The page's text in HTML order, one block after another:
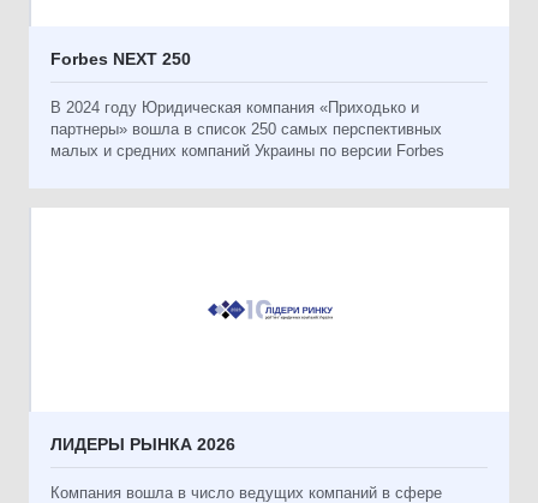
Forbes NEXT 250
В 2024 году Юридическая компания «Приходько и
партнеры» вошла в список 250 самых перспективных
малых и средних компаний Украины по версии Forbes
ЛИДЕРЫ РЫНКА 2026
Компания вошла в число ведущих компаний в сфере